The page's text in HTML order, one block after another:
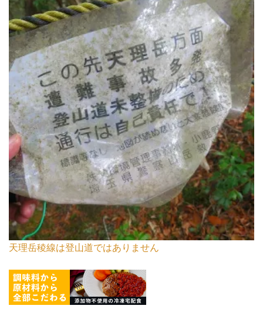
天理岳稜線は登山道ではありません